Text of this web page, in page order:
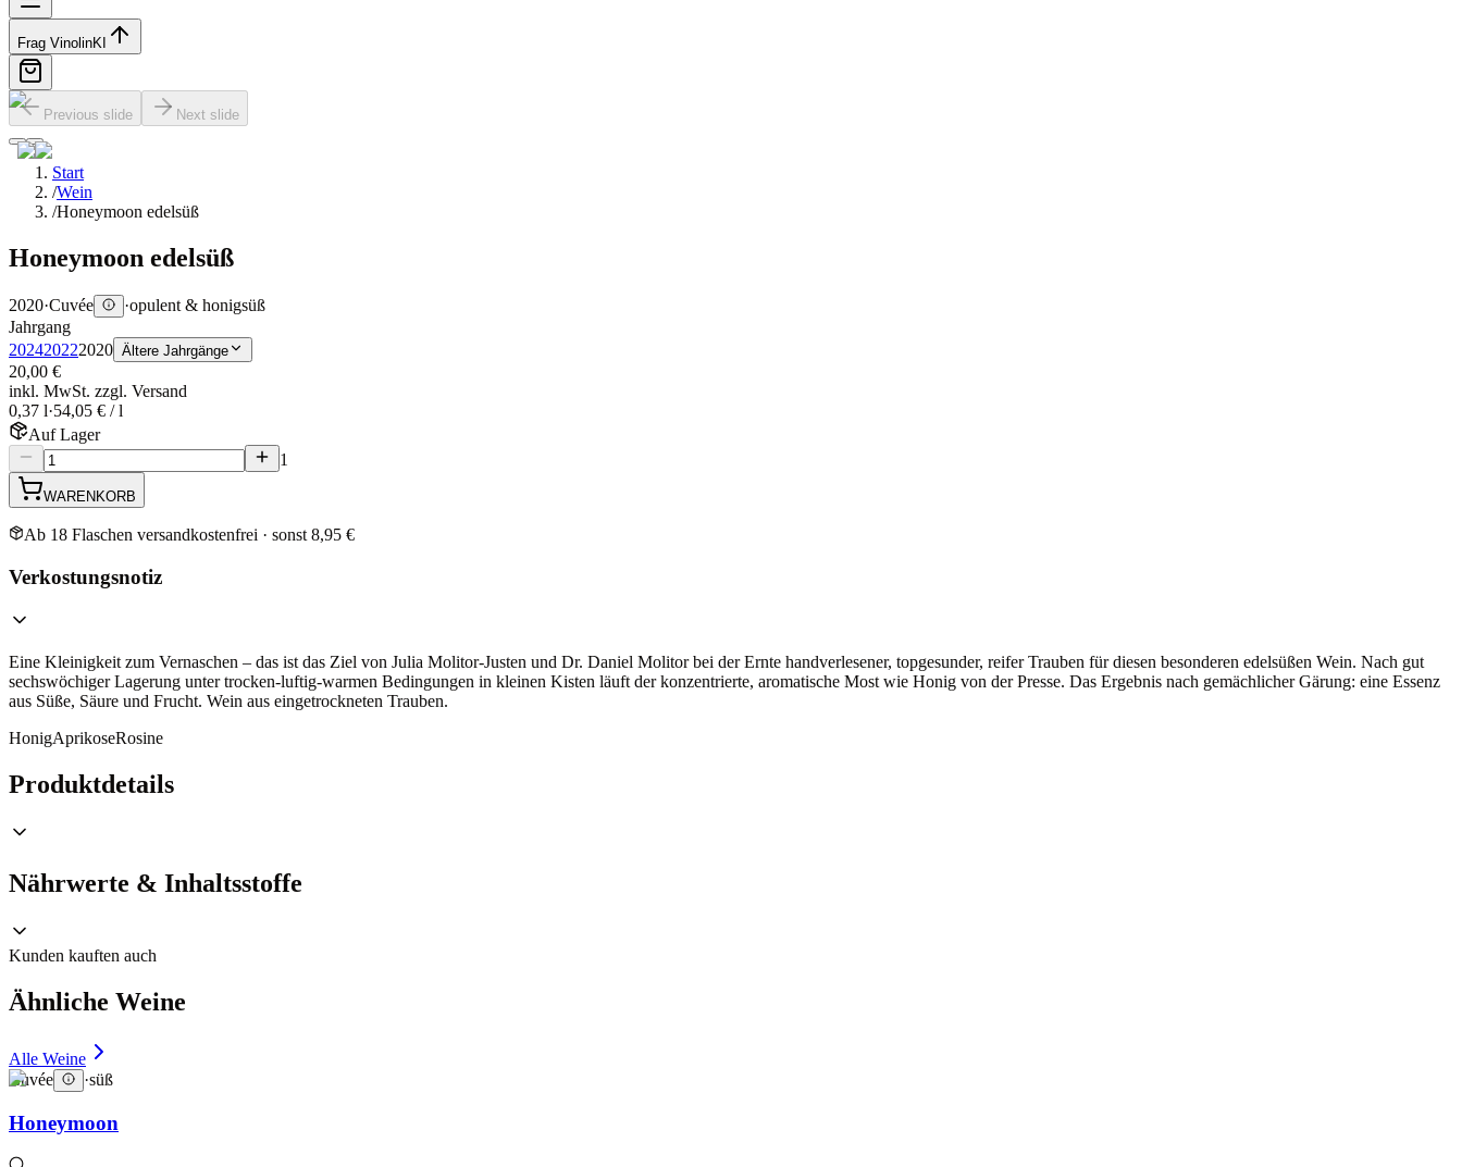
Frag VinolinKI
Previous slide Next slide
Start
/Wein
/Honeymoon edelsüß
Honeymoon edelsüß
2020·Cuvée ·opulent & honigsüß
Jahrgang
202420222020 Ältere Jahrgänge
20,00 €
inkl. MwSt. zzgl. Versand
0,37 l·54,05 € / l
Auf Lager
1
WARENKORB
Ab 18 Flaschen versandkostenfrei · sonst 8,95 €
Verkostungsnotiz
Eine Kleinigkeit zum Vernaschen – das ist das Ziel von Julia Molitor-Justen und Dr. Daniel Molitor bei der Ernte handverlesener, topgesunder, reifer Trauben für diesen besonderen edelsüßen Wein. Nach gut
sechswöchiger Lagerung unter trocken-luftig-warmen Bedingungen in kleinen Kisten läuft der konzentrierte, aromatische Most wie Honig von der Presse. Das Ergebnis nach gemächlicher Gärung: eine Essenz
aus Süße, Säure und Frucht. Wein aus eingetrockneten Trauben.
HonigAprikoseRosine
Produktdetails
Nährwerte & Inhaltsstoffe
Kunden kauften auch
Ähnliche Weine
Alle Weine
Cuvée
·süß
Honeymoon